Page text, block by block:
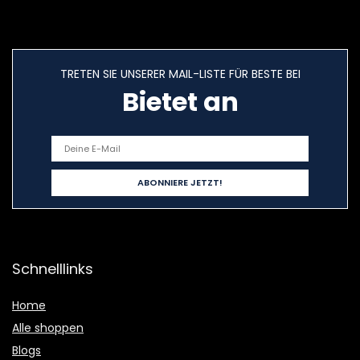
TRETEN SIE UNSERER MAIL-LISTE FÜR BESTE BEI
Bietet an
Schnelllinks
Home
Alle shoppen
Blogs